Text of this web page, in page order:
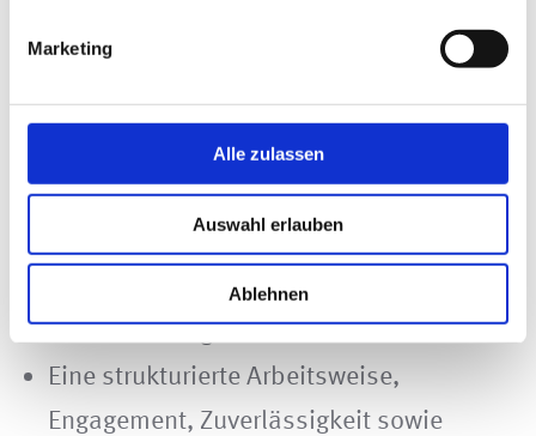
Marketing
Alle zulassen
Auswahl erlauben
Ablehnen
zum/zur Steuerberater/-in
Zertifizierter Abschluss zum/zur
Fachberater/in im Bereich
Heilberufe/Gesundheitswesen
Unternehmerisches Denken und hohe
Verantwortungsbereitschaft
Eine strukturierte Arbeitsweise,
Engagement, Zuverlässigkeit sowie